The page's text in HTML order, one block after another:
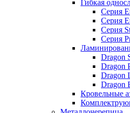
Гибкая
Серия
Серия
Серия
Серия
Dragon
Dragon
Dragon
Dragon
Кровельные